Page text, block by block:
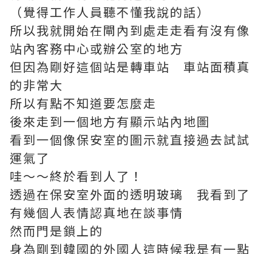
（覺得工作人員聽不懂我說的話）
所以我就開始在閘內到處走走看有沒有像
站內客務中心或辦公室的地方
但因為剛好這個站是轉車站 車站面積真
的非常大
所以有點不知道要怎麼走
後來走到一個地方有顯示站內地圖
看到一個像保安室的圖示就直接過去試試
運氣了
哇～～終於看到人了！
透過在保安室外面的透明玻璃 我看到了
有幾個人表情認真地在談事情
然而門是鎖上的
身為剛到韓國的外國人這時候我是有一點